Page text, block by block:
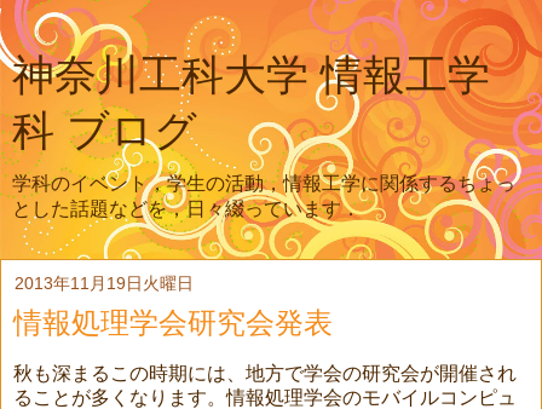
神奈川工科大学 情報工学
科 ブログ
学科のイベント，学生の活動，情報工学に関係するちょっ
とした話題などを，日々綴っています．
2013年11月19日火曜日
情報処理学会研究会発表
秋も深まるこの時期には、地方で学会の研究会が開催され
ることが多くなります。情報処理学会のモバイルコンピュ